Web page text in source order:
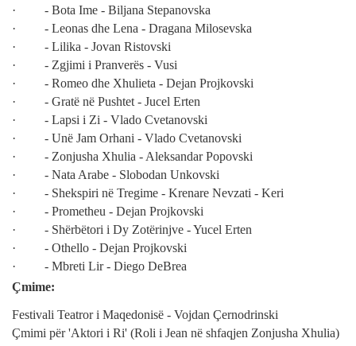
· - Bota Ime - Biljana Stepanovska
· - Leonas dhe Lena - Dragana Milosevska
· - Lilika - Jovan Ristovski
· - Zgjimi i Pranverës - Vusi
· - Romeo dhe Xhulieta - Dejan Projkovski
· - Gratë në Pushtet - Jucel Erten
· - Lapsi i Zi - Vlado Cvetanovski
· - Unë Jam Orhani - Vlado Cvetanovski
· - Zonjusha Xhulia - Aleksandar Popovski
· - Nata Arabe - Slobodan Unkovski
· - Shekspiri në Tregime - Krenare Nevzati - Keri
· - Prometheu - Dejan Projkovski
· - Shërbëtori i Dy Zotërinjve - Yucel Erten
· - Othello - Dejan Projkovski
· - Mbreti Lir - Diego DeBrea
Çmime:
Festivali Teatror i Maqedonisë - Vojdan Çernodrinski
Çmimi për 'Aktori i Ri' (Roli i Jean në shfaqjen Zonjusha Xhulia)